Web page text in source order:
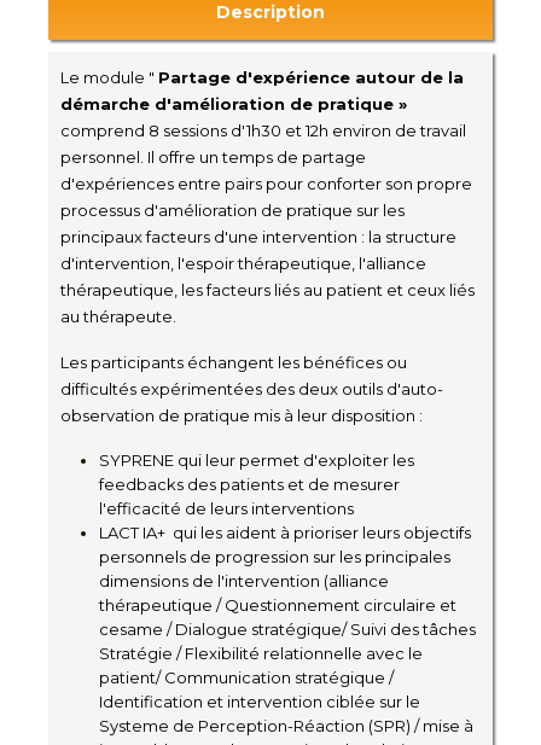
Description
Le module " Partage d'expérience autour de la
démarche d'amélioration de pratique »
comprend 8 sessions d'1h30 et 12h environ de travail
personnel. Il offre un temps de partage
d'expériences entre pairs pour conforter son propre
processus d'amélioration de pratique sur les
principaux facteurs d'une intervention : la structure
d'intervention, l'espoir thérapeutique, l'alliance
thérapeutique, les facteurs liés au patient et ceux liés
au thérapeute.
Les participants échangent les bénéfices ou
difficultés expérimentées des deux outils d'auto-
observation de pratique mis à leur disposition :
SYPRENE qui leur permet d'exploiter les
feedbacks des patients et de mesurer
l'efficacité de leurs interventions
LACT IA+ qui les aident à prioriser leurs objectifs
personnels de progression sur les principales
dimensions de l'intervention (alliance
thérapeutique / Questionnement circulaire et
cesame / Dialogue stratégique/ Suivi des tâches
Stratégie / Flexibilité relationnelle avec le
patient/ Communication stratégique /
Identification et intervention ciblée sur le
Systeme de Perception-Réaction (SPR) / mise à